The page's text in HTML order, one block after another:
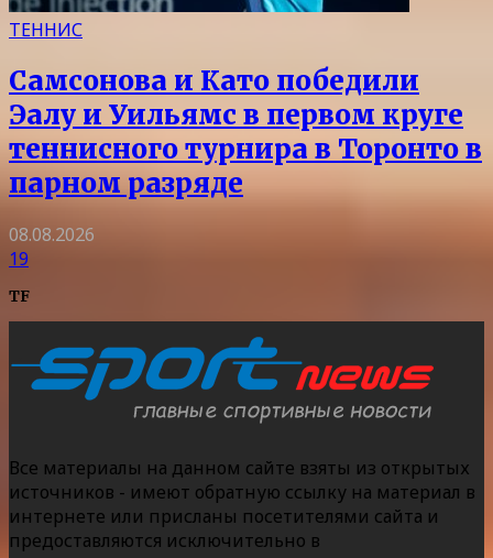
ТЕННИС
Самсонова и Като победили
Эалу и Уильямс в первом круге
теннисного турнира в Торонто в
парном разряде
08.08.2026
19
TF
Все материалы на данном сайте взяты из открытых
источников - имеют обратную ссылку на материал в
интернете или присланы посетителями сайта и
предоставляются исключительно в